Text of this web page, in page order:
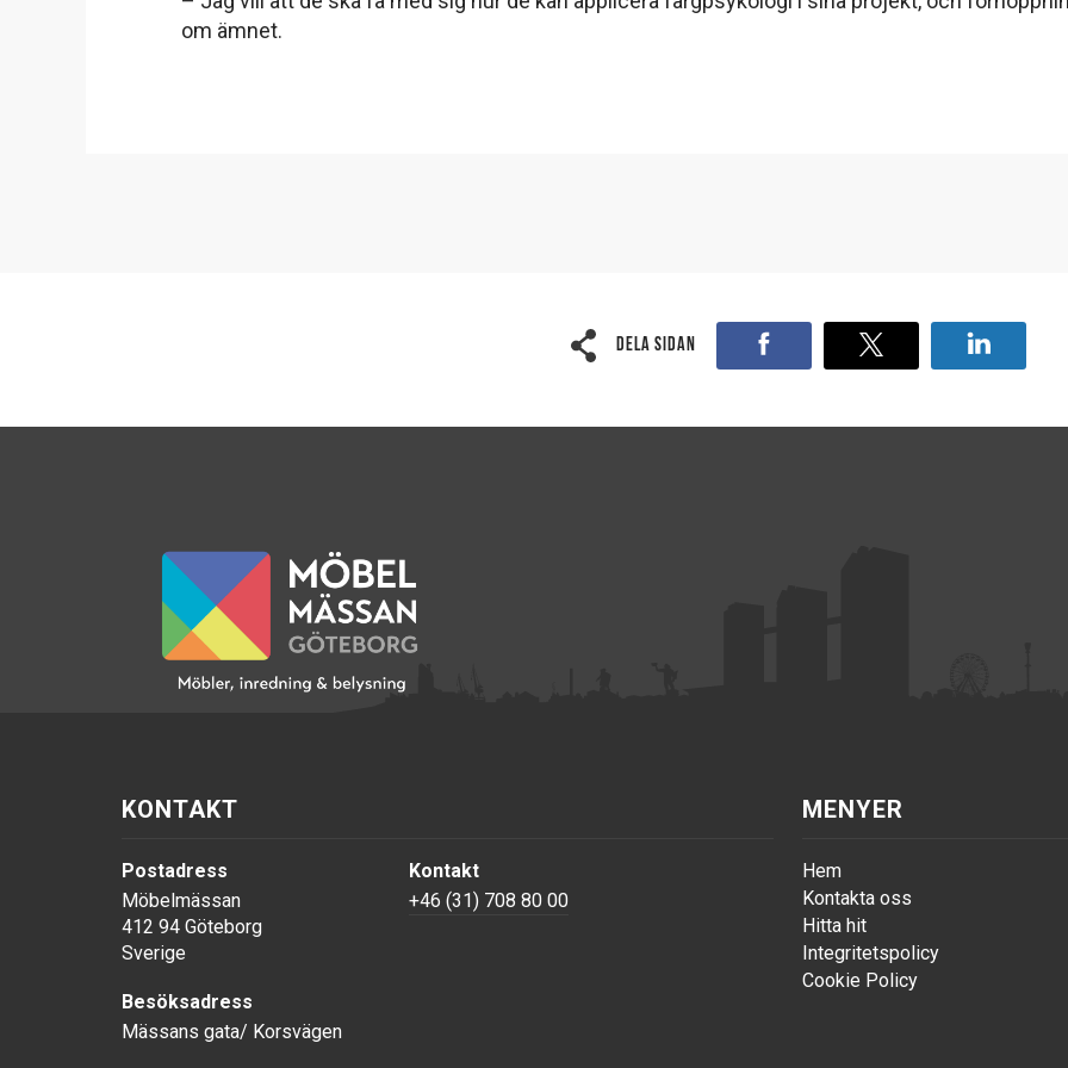
om ämnet.
Dela sidan
KONTAKT
Postadress
Möbelmässan
412 94 Göteborg
Sverige
Besöksadress
Mässans gata/ Korsvägen
Kontakt
+46 (31) 708 80 00
MENYER
Hem
Kontakta oss
Hitta hit
Integritetspolicy
Cookie Policy